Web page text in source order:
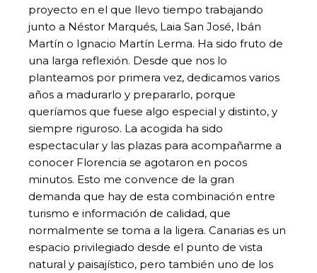
proyecto en el que llevo tiempo trabajando
junto a Néstor Marqués, Laia San José, Ibán
Martín o Ignacio Martín Lerma. Ha sido fruto de
una larga reflexión. Desde que nos lo
planteamos por primera vez, dedicamos varios
años a madurarlo y prepararlo, porque
queríamos que fuese algo especial y distinto, y
siempre riguroso. La acogida ha sido
espectacular y las plazas para acompañarme a
conocer Florencia se agotaron en pocos
minutos. Esto me convence de la gran
demanda que hay de esta combinación entre
turismo e información de calidad, que
normalmente se toma a la ligera. Canarias es un
espacio privilegiado desde el punto de vista
natural y paisajístico, pero también uno de los